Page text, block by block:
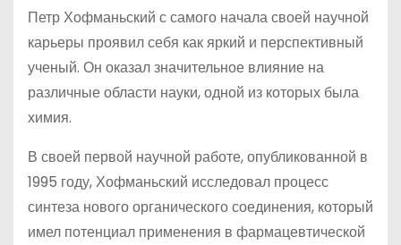
Петр Хофманьский с самого начала своей научной
карьеры проявил себя как яркий и перспективный
ученый. Он оказал значительное влияние на
различные области науки, одной из которых была
химия.
В своей первой научной работе, опубликованной в
1995 году, Хофманьский исследовал процесс
синтеза нового органического соединения, который
имел потенциал применения в фармацевтической